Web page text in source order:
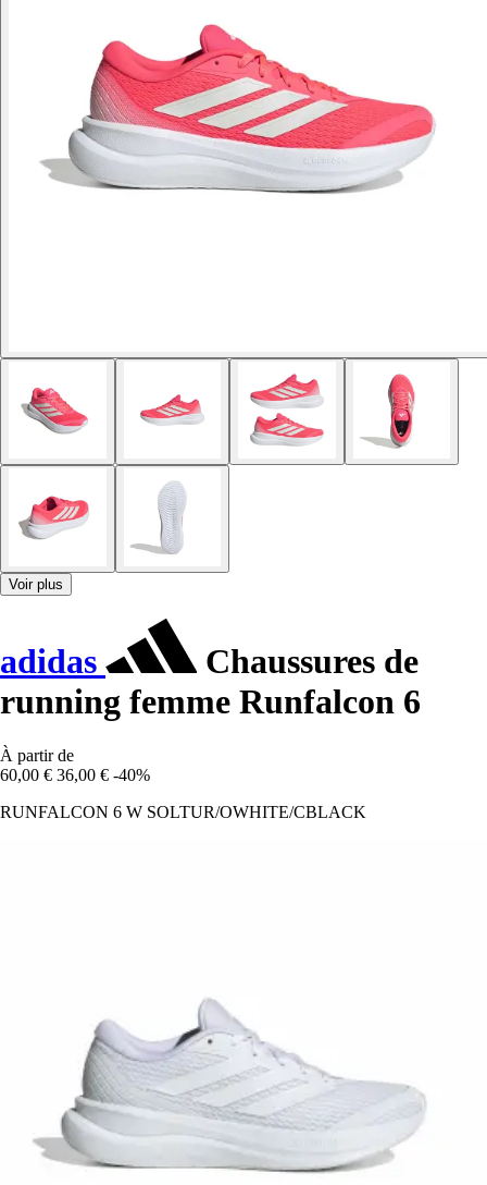
Voir plus
adidas
Chaussures de
running femme Runfalcon 6
À partir de
60,00 € 36,00 € -40%
RUNFALCON 6 W SOLTUR/OWHITE/CBLACK